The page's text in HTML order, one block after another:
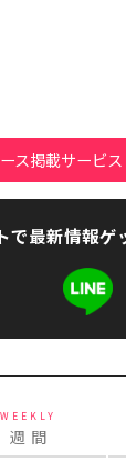
ス掲載サービス
で最新情報ゲ
WEEKLY
週 間